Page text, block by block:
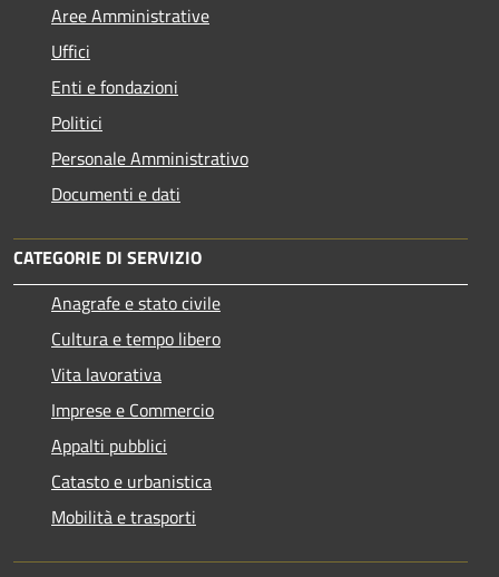
Aree Amministrative
Uffici
Enti e fondazioni
Politici
Personale Amministrativo
Documenti e dati
CATEGORIE DI SERVIZIO
Anagrafe e stato civile
Cultura e tempo libero
Vita lavorativa
Imprese e Commercio
Appalti pubblici
Catasto e urbanistica
Mobilità e trasporti